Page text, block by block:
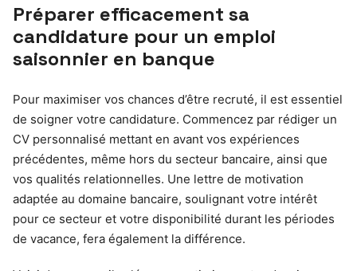
Préparer efficacement sa
candidature pour un emploi
saisonnier en banque
Pour maximiser vos chances d’être recruté, il est essentiel
de soigner votre candidature. Commencez par rédiger un
CV personnalisé mettant en avant vos expériences
précédentes, même hors du secteur bancaire, ainsi que
vos qualités relationnelles. Une lettre de motivation
adaptée au domaine bancaire, soulignant votre intérêt
pour ce secteur et votre disponibilité durant les périodes
de vacance, fera également la différence.